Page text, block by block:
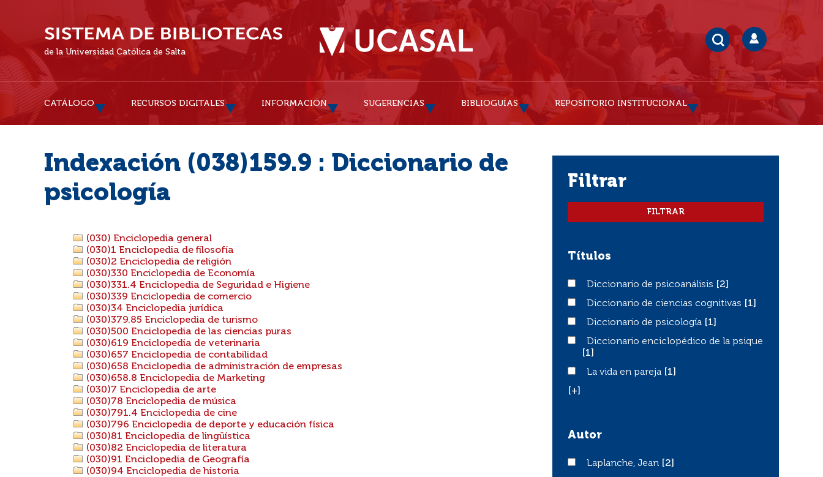
de la Universidad Católica de Salta
CATÁLOGO RECURSOS DIGITALES INFORMACIÓN SUGERENCIAS BIBLIOGUÍAS REPOSITORIO INSTITUCIONAL
Indexación (038)159.9 : Diccionario de
psicología
(030) Enciclopedia general
(030)1 Enciclopedia de filosofía
(030)2 Enciclopedia de religión
(030)330 Enciclopedia de Economía
(030)331.4 Enciclopedia de Seguridad e Higiene
(030)339 Enciclopedia de comercio
(030)34 Enciclopedia jurídica
(030)379.85 Enciclopedia de turismo
(030)500 Enciclopedia de las ciencias puras
(030)619 Enciclopedia de veterinaria
(030)657 Enciclopedia de contabilidad
(030)658 Enciclopedia de administración de empresas
(030)658.8 Enciclopedia de Marketing
(030)7 Enciclopedia de arte
(030)78 Enciclopedia de música
(030)791.4 Enciclopedia de cine
(030)796 Enciclopedia de deporte y educación física
(030)81 Enciclopedia de lingüística
(030)82 Enciclopedia de literatura
(030)91 Enciclopedia de Geografía
(030)94 Enciclopedia de historia
filtrar
Títulos
Diccionario de psicoanálisis
Diccionario de psicoanálisis
[2]
Diccionario de ciencias cognitivas
Diccionario de ciencias cognitivas
[1]
Diccionario de psicología
Diccionario de psicología
[1]
Diccionario enciclopédico de la psique
Diccionario enciclopédico de la psique
[1]
La vida en pareja
La vida en pareja
[1]
[+]
Autor
Laplanche, Jean
Laplanche, Jean
[2]